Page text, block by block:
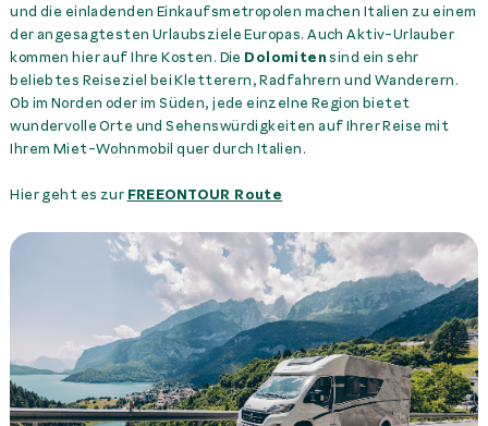
und die einladenden Einkaufsmetropolen machen Italien zu einem
der angesagtesten Urlaubsziele Europas. Auch Aktiv-Urlauber
kommen hier auf Ihre Kosten. Die Dolomitensind ein sehr
beliebtes Reiseziel bei Kletterern, Radfahrern und Wanderern.
Ob im Norden oder im Süden, jede einzelne Region bietet
wundervolle Orte und Sehenswürdigkeiten auf Ihrer Reise mit
Ihrem Miet-Wohnmobil quer durch Italien.
Hier geht es zur FREEONTOUR Route